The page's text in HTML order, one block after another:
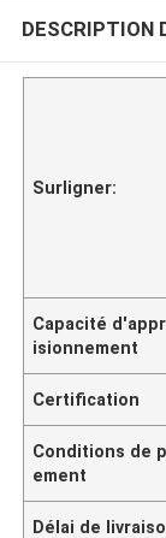
DESCRIPTION
Surligner:
Capacité
isionnement
Certification
Conditions de
ement
Délai de